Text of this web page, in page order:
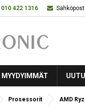
010 422 1316
MYYDYIMMÄT
Prosessorit AMD